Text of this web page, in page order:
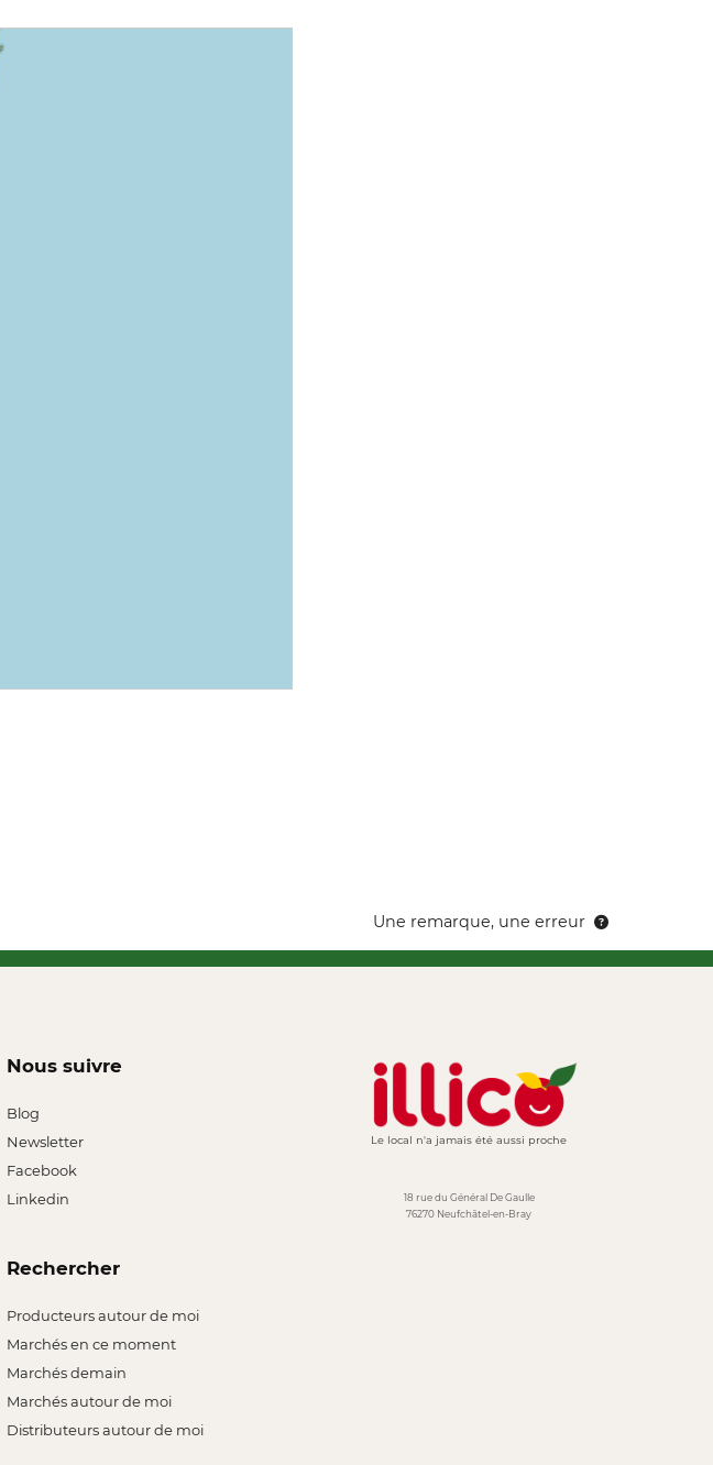
Une remarque, une erreur
Nous suivre
Blog
Newsletter
Facebook
Linkedin
Rechercher
Producteurs autour de moi
Marchés en ce moment
Marchés demain
Marchés autour de moi
Distributeurs autour de moi
Le local n'a jamais été aussi proche
18 rue du Général De Gaulle
76270 Neufchâtel-en-Bray